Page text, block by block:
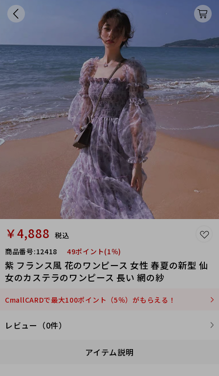
￥4,888 税込
商品番号:12418 49ポイント(1％)
紫 フランス風 花のワンピース 女性 春夏の新型 仙
女のカステラのワンピース 長い 網の紗
CmallCARDで最大100ポイント（5％）がもらえる！
レビュー（0件）
アイテム説明